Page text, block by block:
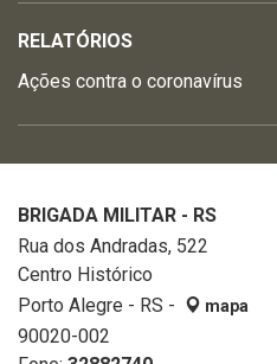
RELATÓRIOS
Ações contra o coronavírus
BRIGADA MILITAR - RS
Rua dos Andradas, 522
Centro Histórico
Porto Alegre - RS -
mapa
90020-002